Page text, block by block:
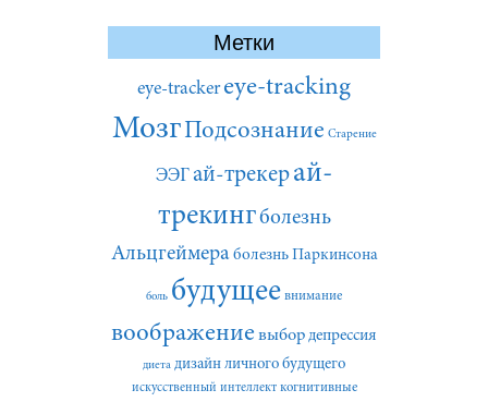
Метки
eye-tracker eye-tracking
МозгПодсознание Старение
ЭЭГай-трекерай-
трекингболезнь
Альцгеймера болезнь Паркинсона
боль будущее внимание
воображение выбор депрессия
диета дизайн личного будущего
искусственный интеллект когнитивные